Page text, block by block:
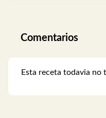
Comentarios
Esta receta todavia no